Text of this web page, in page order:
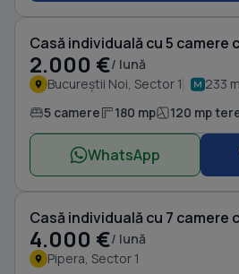
2.000 €/ lună
Bucureștii Noi, Sector 1 233
5 camere 180 mp 120 mp
WhatsApp
4.000 €/ lună
Pipera, Sector 1